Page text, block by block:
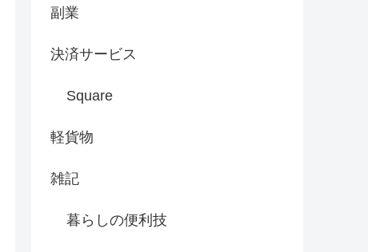
副業
決済サービス
Square
軽貨物
雑記
暮らしの便利技